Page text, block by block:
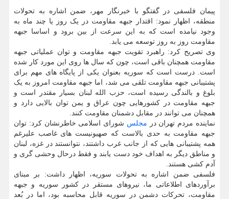
پیمان فلسفی در گفتگو با خبرنگار مهر، ضمن اشاره به تحولات
منطقه، اظهار نمود: اقتدار جبهه مقاومت در یک روز یا چند ماه به
وجود نیامده است که به این سرعت از بین برود و اساسا جبهه
مقاومت روز به روز توسعه می یابد.
وی تصریح کرد: راهبرد تقویت جبهه مقاومت و توان عملیاتی جبهه
مقاومت همچنان باقی است، چون که سال ها روی این مورد کار شده
است. درست است که سوریه بعنوان یکی از پایگاه های مهم برای
پشتیبانی جبهه مقاومت تلقی می شد، اما جبهه مقاومت امروز به یک
بلوغ و بالندگی رسیده است، حزب الله لبنان بسیار مقتدر است و
جبهه مقاومت در کشورهایی چون عراق و یمن توان بالایی دارد و
همچنان می توانند در مقابل دشمنان مقاومت کنند.
نماینده مردم تهران در مجلس شورای اسلامی خاطرنشان کرد: توان
جبهه مقاومت به حدی بالاست که صهیونیست های غاصب علیرغم
همه پشتیبانی هایی که از جانب غرب داشتند، نتوانستند در غزه، لبنان
و مناطق دیگر به اهداف خود دست یابند و فقط درحال وحشی گری و
آدم کشی هستند.
فلسفی ضمن اشاره به تحولات سوریه، اظهار داشت: بر مبنای
برآوردهای اطلاعاتی ما، نیروهای مستقر در کشور سوریه و جبهه
مقاومت، تحرکات دشمن در سوریه قابل محاسبه بود، اما در بُعد